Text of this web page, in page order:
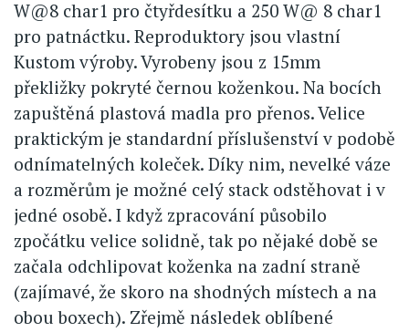
W@8 char1 pro čtyřdesítku a 250 W@ 8 char1
pro patnáctku. Reproduktory jsou vlastní
Kustom výroby. Vyrobeny jsou z 15mm
překližky pokryté černou koženkou. Na bocích
zapuštěná plastová madla pro přenos. Velice
praktickým je standardní příslušenství v podobě
odnímatelných koleček. Díky nim, nevelké váze
a rozměrům je možné celý stack odstěhovat i v
jedné osobě. I když zpracování působilo
zpočátku velice solidně, tak po nějaké době se
začala odchlipovat koženka na zadní straně
(zajímavé, že skoro na shodných místech a na
obou boxech). Zřejmě následek oblíbené